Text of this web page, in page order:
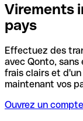
Virements
pays
Effectuez des
avec Qonto,
frais clairs et
maintenant vos
Ouvrez un